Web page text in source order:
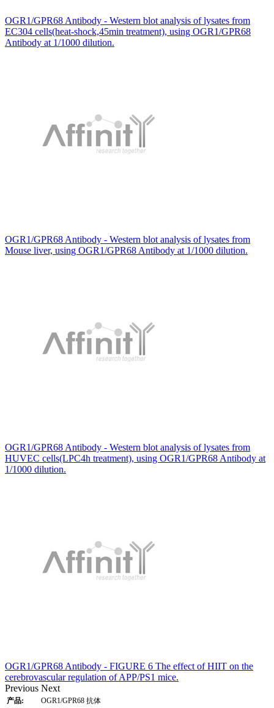
OGR1/GPR68 Antibody - Western blot analysis of lysates from
EC304 cells(heat-shock,45min treatment), using OGR1/GPR68
Antibody at 1/1000 dilution.
OGR1/GPR68 Antibody - Western blot analysis of lysates from
Mouse liver, using OGR1/GPR68 Antibody at 1/1000 dilution.
OGR1/GPR68 Antibody - Western blot analysis of lysates from
HUVEC cells(LPC4h treatment), using OGR1/GPR68 Antibody at
1/1000 dilution.
OGR1/GPR68 Antibody - FIGURE 6 The effect of HIIT on the
cerebrovascular regulation of APP/PS1 mice.
Previous Next
产品:
OGR1/GPR68 抗体